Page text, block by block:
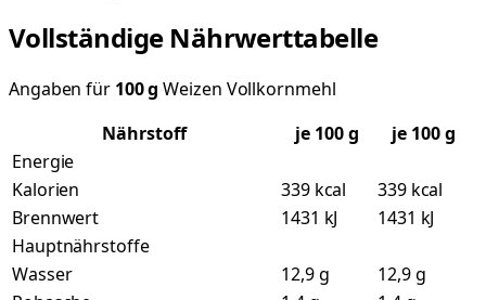
Vollständige Nährwerttabelle
Angaben für 100g Weizen Vollkornmehl
Nährstoff
je 100g
je 100 g
Energie
Kalorien
339 kcal
339 kcal
Brennwert
1431 kJ
1431 kJ
Hauptnährstoffe
Wasser
12,9 g
12,9 g